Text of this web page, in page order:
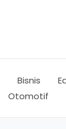
Bisnis
Otomotif